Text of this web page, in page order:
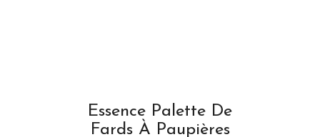
Essence Palette De
Fards À Paupières